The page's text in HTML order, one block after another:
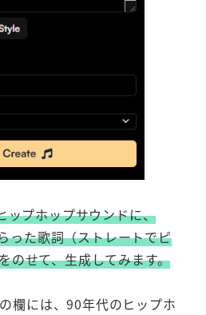
ップホップサウンドに、
った歌詞（ストレートでピ
のせて、生成してみます。
の欄には、90年代のヒップホ